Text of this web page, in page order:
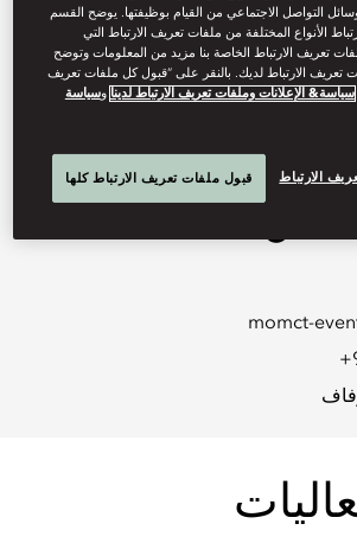
قاعة الاحتفالات
المناسبات
البحرية التي
الأسطورية، ما
momct-
التواصل الاجتماعي من القيام بوظيفتها. يوضح القسم
الأنواع المختلفة من ملفات تعريف الارتباط التي
تعريف الارتباط الخاصة بنا مزيد من المعلومات وتوضح
تعريف الارتباط لديك. بالنقر على “قبول كل ملفات تعريف
سياسة& الإعلانات وملفات تعريف الارتباط لدينا وسياسة
الارتباط قبول ملفات تعريف الارتباط كلها